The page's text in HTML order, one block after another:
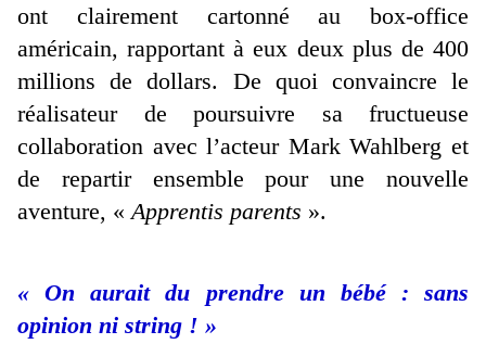
ont clairement cartonné au box-office
américain, rapportant à eux deux plus de 400
millions de dollars. De quoi convaincre le
réalisateur de poursuivre sa fructueuse
collaboration avec l’acteur Mark Wahlberg et
de repartir ensemble pour une nouvelle
aventure, « Apprentis parents ».
« On aurait du prendre un bébé : sans
opinion ni string ! »